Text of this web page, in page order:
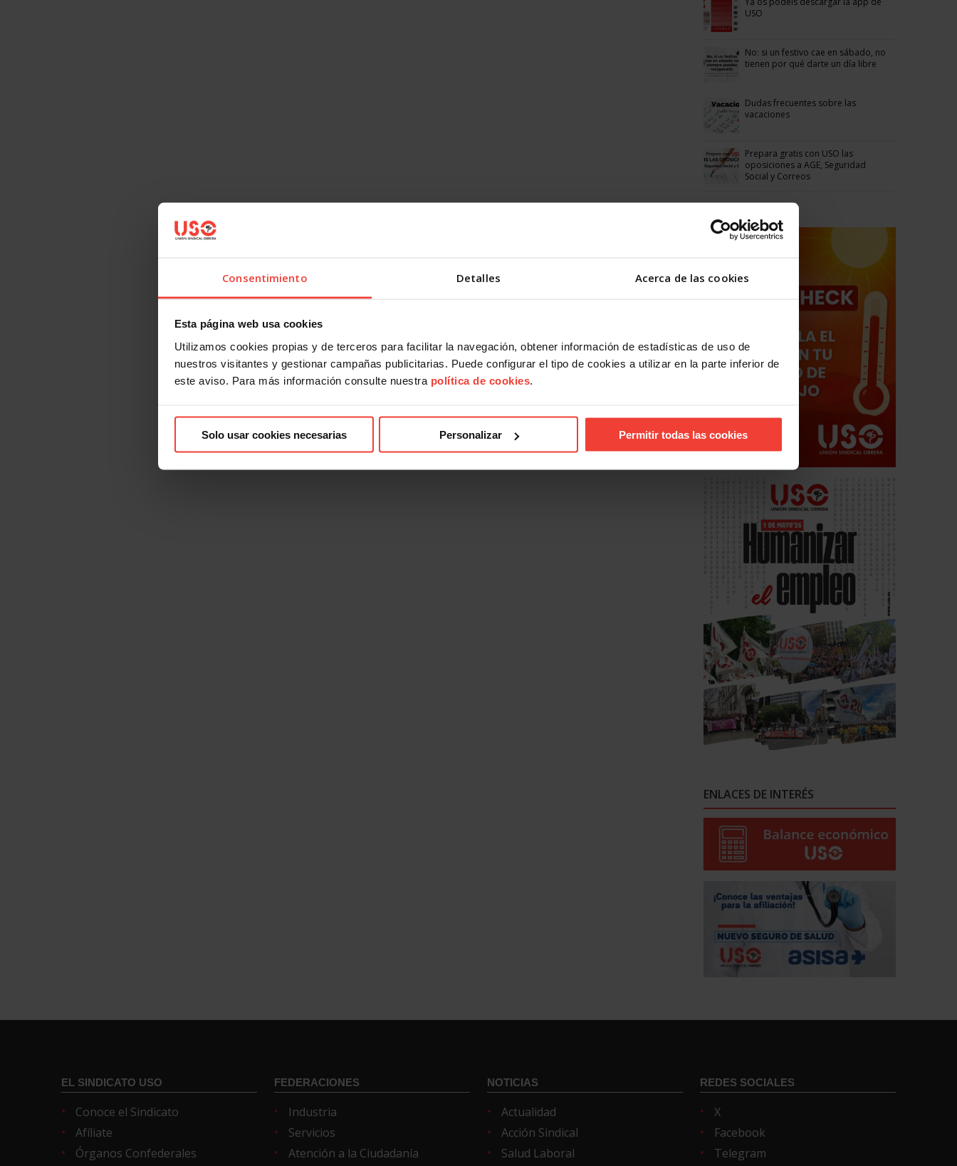
Consentimiento Detalles Acerca de las cookies
Esta página web usa cookies
Utilizamos cookies propias y de terceros para facilitar la navegación, obtener información de estadísticas de uso de
nuestros visitantes y gestionar campañas publicitarias. Puede configurar el tipo de cookies a utilizar en la parte inferior de
este aviso. Para más información consulte nuestra política de cookies.
Solo usar cookies necesarias Personalizar Permitir todas las cookies
USO
No: si un festivo cae en sábado, no
tienen por qué darte un día libre
Dudas frecuentes sobre las
vacaciones
Prepara gratis con USO las
oposiciones a AGE, Seguridad
Social y Correos
ENLACES DE INTERÉS
EL SINDICATO USO
Conoce el Sindicato
Afíliate
Órganos Confederales
FEDERACIONES
Industria
Servicios
Atención a la Ciudadanía
NOTICIAS
Actualidad
Acción Sindical
Salud Laboral
REDES SOCIALES
X
Facebook
Telegram